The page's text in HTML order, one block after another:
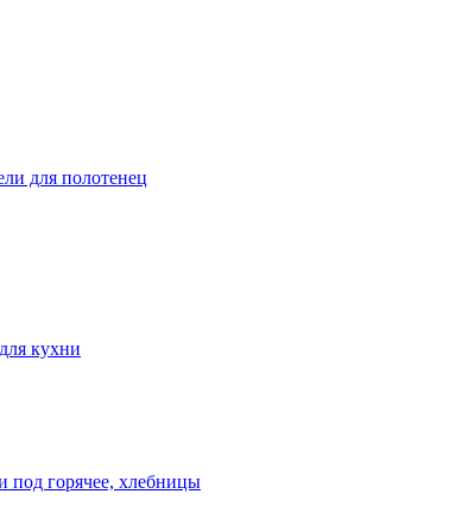
для полотенец
кухни
под горячее, хлебницы